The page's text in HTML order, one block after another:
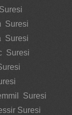
Suresi
Suresi
Suresi
Suresi
Suresi